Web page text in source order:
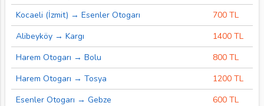
Kocaeli (İzmit) → Esenler Otogarı
700 TL
Alibeyköy → Kargı
1400 TL
Harem Otogarı → Bolu
800 TL
Harem Otogarı → Tosya
1200 TL
Esenler Otogarı → Gebze
600 TL